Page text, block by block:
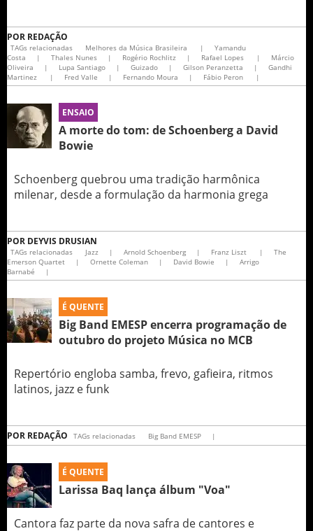
POR REDAÇÃO
TAGs relacionadas Melhores da Música Brasileira |
Yamandu
Costa
| Thales Nunes | Rogério Rochlitz | Rafael Lopes |
Márcio
Oliveira
| Lupa Santiago | Guizado | Gilson Peranzetta |
Gandhi
Martinez
| Fred Valle | Fernando Moura | Fábio Peron |
ENSAIO
A morte do tom: de Schoenberg a David
Bowie
Schoenberg quebrou uma tradição harmônica
milenar, desde a formulação da harmonia grega
POR DEYVIS DRUSIAN
TAGs relacionadas Jazz | Arnold Schoenberg | Franz Liszt |
The
Emerson Quartet
| Ornette Coleman | David Bowie |
Arrigo
Barnabé
|
É QUENTE
Big Band EMESP encerra programação de
outubro do projeto Música no MCB
Repertório engloba samba, frevo, gafieira, ritmos
latinos, jazz e funk
POR REDAÇÃO TAGs relacionadas Big Band EMESP |
É QUENTE
Larissa Baq lança álbum "Voa"
Cantora faz parte da nova safra de cantores e